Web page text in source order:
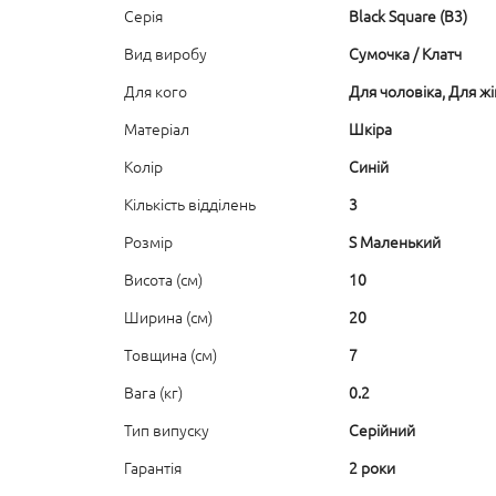
Серія
Black Square (B3)
Вид виробу
Сумочка / Клатч
Для кого
Для чоловіка, Для
Матеріал
Шкіра
Колір
Синій
Кількість відділень
3
Розмір
S Маленький
Висота (см)
10
Ширина (см)
20
Товщина (см)
7
Вага (кг)
0.2
Тип випуску
Серійний
Гарантія
2 роки